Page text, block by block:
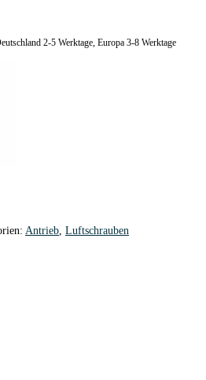
2-5 Werktage, Europa 3-8 Werktage
Antrieb Luftschrauben